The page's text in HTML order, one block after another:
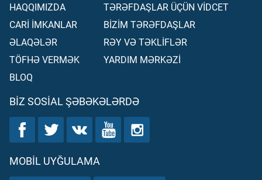
HAQQIMIZDA
CARİ İMKANLAR
ƏLAQƏLƏR
TÖFHƏ VERMƏK
BLOQ
TƏRƏFDAŞLAR ÜÇÜN VİDCET
BİZİM TƏRƏFDAŞLAR
RƏY VƏ TƏKLİFLƏR
YARDIM MƏRKƏZİ
BIZ SOSIAL ŞƏBƏKƏLƏRDƏ
MOBIL UYĞULAMA